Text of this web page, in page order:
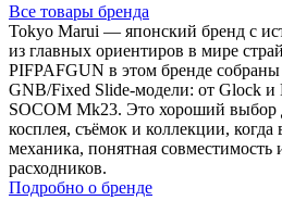
Все товары бренда
Tokyo Marui — японский бренд с
из главных ориентиров в мире
PIFPAFGUN в этом бренде
GNB/Fixed Slide-модели: от Glock и
SOCOM Mk23. Это хороший выбор
косплея, съёмок и коллекции,
механика, понятная
расходников.
Подробно о бренде